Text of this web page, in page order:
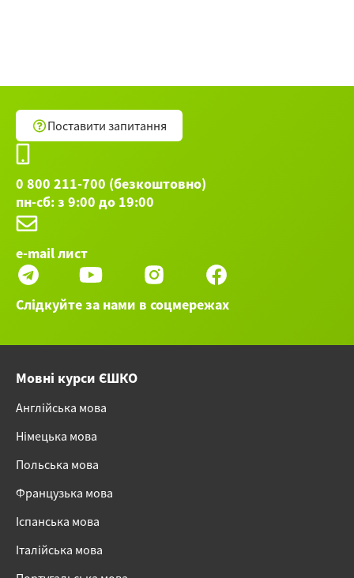
Поставити запитання
0 800 211-700 (безкоштовно)
пн-сб: з 9:00 до 19:00
e-mail лист
Слідкуйте за нами в соцмережах
Мовні курси ЄШКО
Англійська мова
Німецька мова
Польська мова
Французька мова
Іспанська мова
Італійська мова